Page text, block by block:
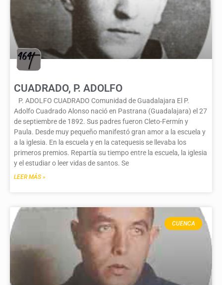
CUADRADO, P. ADOLFO
P. ADOLFO CUADRADO Comunidad de Guadalajara El P.
Adolfo Cuadrado Alonso nació en Pastrana (Guadalajara) el 27
de septiembre de 1892. Sus padres fueron Cleto-Fermín y
Paula. Desde muy pequeño manifestó gran amor a la escuela y
a la iglesia. En la escuela y en la catequesis se llevaba los
primeros premios. Repartía su tiempo entre la escuela, la iglesia
y el estudiar o leer vidas de santos. Se
LEER MÁS »
CUENCA